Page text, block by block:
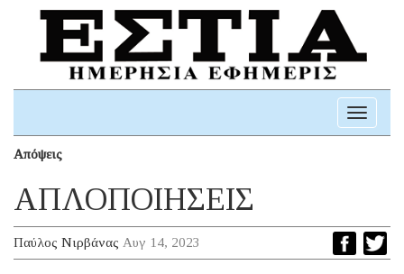
Toggle
Απόψεις
ΑΠΛΟΠΟΙΗΣΕΙΣ
Παύλος Νιρβάνας Αυγ 14, 2023